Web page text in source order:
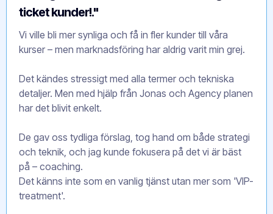
ticket kunder!."
Vi ville bli mer synliga och få in fler kunder till våra
kurser – men marknadsföring har aldrig varit min grej.
Det kändes stressigt med alla termer och tekniska
detaljer. Men med hjälp från Jonas och Agency planen
har det blivit enkelt.
De gav oss tydliga förslag, tog hand om både strategi
och teknik, och jag kunde fokusera på det vi är bäst
på – coaching.
Det känns inte som en vanlig tjänst utan mer som 'VIP-
treatment'.